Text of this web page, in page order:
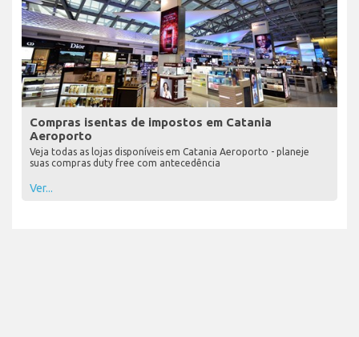
Compras isentas de impostos em Catania
Aeroporto
Veja todas as lojas disponíveis em Catania Aeroporto - planeje
suas compras duty free com antecedência
Ver...